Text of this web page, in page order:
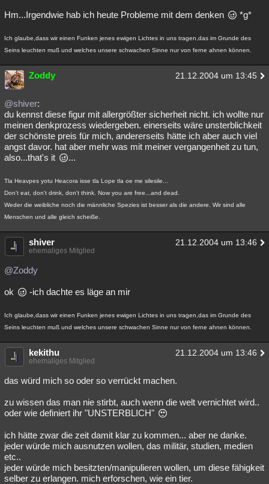
Hm...Irgendwie hab ich heute Probleme mit dem denken *g*
Ich glaube,dass wir einen Funken jenes ewigen Lichtes in uns tragen,das im Grunde des
Seins leuchten muß und welches unsere schwachen Sinne nur von ferne ahnen können.
Zoddy 21.12.2004 um 13:45
@shiver:
du kennst diese figur mit allergrößter sicherheit nicht. ich wollte nur
meinen denkprozess wiedergeben. einerseits wäre unsterblichkeit
der schönste preis für mich, andererseits hätte ich aber auch viel
angst davor. hat aber mehr was mit meiner vergangenheit zu tun,
also...that's it
...
Tla Heavpes yotu Heacora isse tla Lope tla oe me silesile...
Don't eat, don't drink, don't think. Now you are free...and dead.
Weder die weibliche noch die männliche Spezies ist besser als die andere. Wir sind alle
Menschen und alle gleich scheiße.
shiver 21.12.2004 um 13:46
ehemaliges Mitglied
@Zoddy
ok -ich dachte es läge an mir
Ich glaube,dass wir einen Funken jenes ewigen Lichtes in uns tragen,das im Grunde des
Seins leuchten muß und welches unsere schwachen Sinne nur von ferne ahnen können.
kekithu 21.12.2004 um 13:46
ehemaliges Mitglied
das würd mich so oder so verrückt machen.
zu wissen das man nie stirbt, auch wenn die welt vernichtet wird..
oder wie definiert ihr "UNSTERBLICH"
ich hätte zwar die zeit damit klar zu kommen... aber ne danke.
jeder würde mich ausnutzen wollen, das militär, studien, medien
etc..
jeder würde mich besitzten/manipulieren wollen, um diese fähigkeit
selber zu erlangen. mich erforschen, wie ein tier.